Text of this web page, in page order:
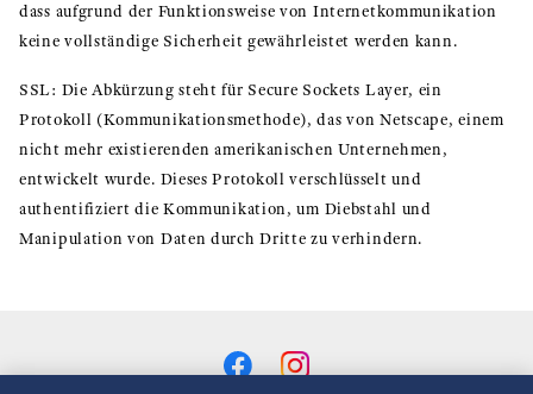
dass aufgrund der Funktionsweise von Internetkommunikation
keine vollständige Sicherheit gewährleistet werden kann.
SSL: Die Abkürzung steht für Secure Sockets Layer, ein
Protokoll (Kommunikationsmethode), das von Netscape, einem
nicht mehr existierenden amerikanischen Unternehmen,
entwickelt wurde. Dieses Protokoll verschlüsselt und
authentifiziert die Kommunikation, um Diebstahl und
Manipulation von Daten durch Dritte zu verhindern.